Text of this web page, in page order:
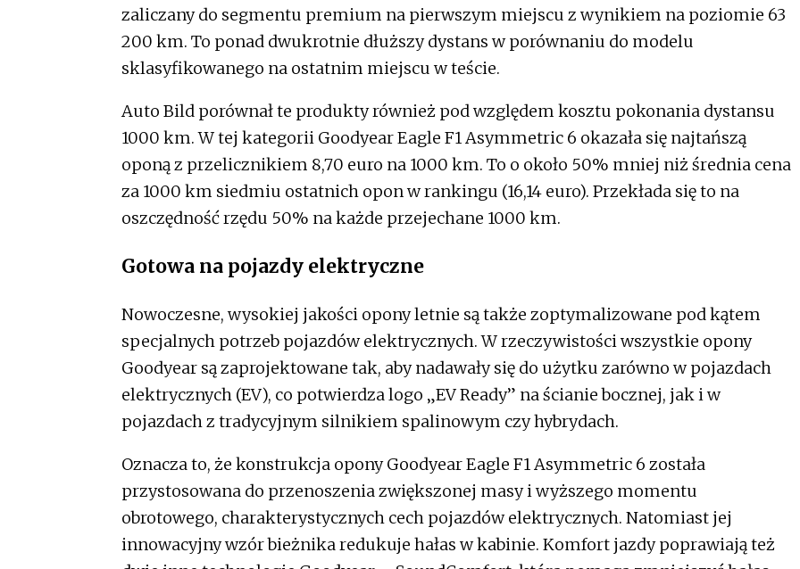
zaliczany do segmentu premium na pierwszym miejscu z wynikiem na poziomie 63
200 km. To ponad dwukrotnie dłuższy dystans w porównaniu do modelu
sklasyfikowanego na ostatnim miejscu w teście.
Auto Bild porównał te produkty również pod względem kosztu pokonania dystansu
1000 km. W tej kategorii Goodyear Eagle F1 Asymmetric 6 okazała się najtańszą
oponą z przelicznikiem 8,70 euro na 1000 km. To o około 50% mniej niż średnia cena
za 1000 km siedmiu ostatnich opon w rankingu (16,14 euro). Przekłada się to na
oszczędność rzędu 50% na każde przejechane 1000 km.
Gotowa na pojazdy elektryczne
Nowoczesne, wysokiej jakości opony letnie są także zoptymalizowane pod kątem
specjalnych potrzeb pojazdów elektrycznych. W rzeczywistości wszystkie opony
Goodyear są zaprojektowane tak, aby nadawały się do użytku zarówno w pojazdach
elektrycznych (EV), co potwierdza logo „EV Ready” na ścianie bocznej, jak i w
pojazdach z tradycyjnym silnikiem spalinowym czy hybrydach.
Oznacza to, że konstrukcja opony Goodyear Eagle F1 Asymmetric 6 została
przystosowana do przenoszenia zwiększonej masy i wyższego momentu
obrotowego, charakterystycznych cech pojazdów elektrycznych. Natomiast jej
innowacyjny wzór bieżnika redukuje hałas w kabinie. Komfort jazdy poprawiają też